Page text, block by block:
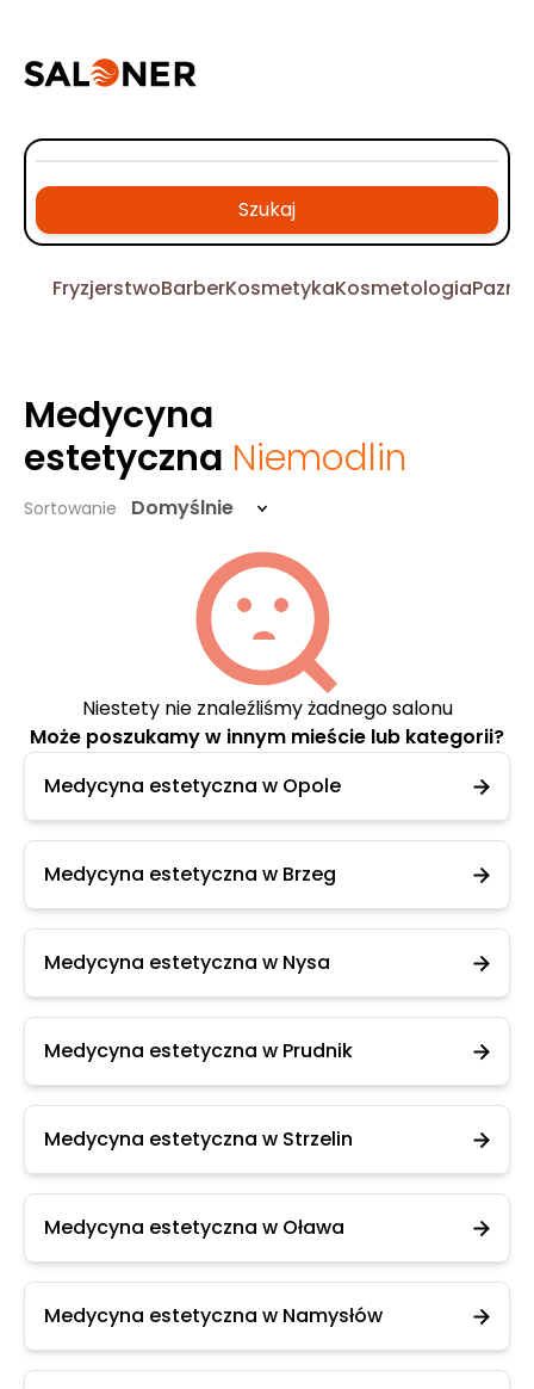
Szukaj
FryzjerstwoBarberKosmetykaKosmetologia
Medycyna
estetyczna Niemodlin
Sortowanie Domyślnie
Niestety nie znaleźliśmy żadnego salonu
Może poszukamy w innym mieście lub kategorii?
Medycyna estetyczna w Opole
Medycyna estetyczna w Brzeg
Medycyna estetyczna w Nysa
Medycyna estetyczna w Prudnik
Medycyna estetyczna w Strzelin
Medycyna estetyczna w Oława
Medycyna estetyczna w Namysłów